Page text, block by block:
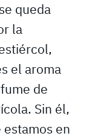
queda
la
el aroma
de
Sin él,
estamos en